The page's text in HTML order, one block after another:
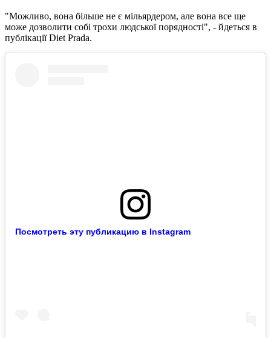
"Можливо, вона більше не є мільярдером, але вона все ще
може дозволити собі трохи людської порядності", - йдеться в
публікації Diet Prada.
Посмотреть эту публикацию в Instagram